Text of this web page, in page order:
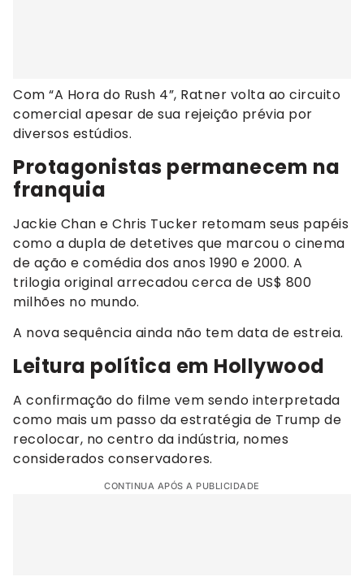
Com “A Hora do Rush 4”, Ratner volta ao circuito
comercial apesar de sua rejeição prévia por
diversos estúdios.
Protagonistas permanecem na
franquia
Jackie Chan e Chris Tucker retomam seus papéis
como a dupla de detetives que marcou o cinema
de ação e comédia dos anos 1990 e 2000. A
trilogia original arrecadou cerca de US$ 800
milhões no mundo.
A nova sequência ainda não tem data de estreia.
Leitura política em Hollywood
A confirmação do filme vem sendo interpretada
como mais um passo da estratégia de Trump de
recolocar, no centro da indústria, nomes
considerados conservadores.
CONTINUA APÓS A PUBLICIDADE